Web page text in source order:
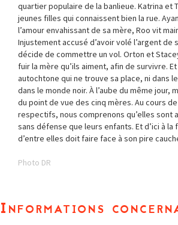
quartier populaire de la banlieue. Katrina et
jeunes filles qui connaissent bien la rue.
l’amour envahissant de sa mère, Roo vit
Injustement accusé d’avoir volé l’argent de
décide de commettre un vol. Orton et
fuir la mère qu’ils aiment, afin de survivre.
autochtone qui ne trouve sa place, ni dans
dans le monde noir. À l’aube du même jour,
du point de vue des cinq mères. Au cours
respectifs, nous comprenons qu’elles sont
sans défense que leurs enfants. Et d’ici à la
d’entre elles doit faire face à son pire
Photo DR
Informations